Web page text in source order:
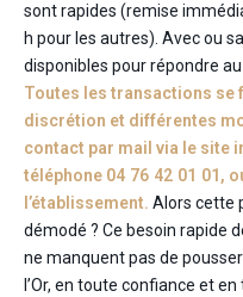
sont rapides (remise
h pour les autres). Avec ou
disponibles pour répondre
Toutes les transactions se
discrétion et différentes
contact par mail via le site
téléphone 04 76 42 01 01,
l’établissement. Alors cette
démodé ? Ce besoin rapide
ne manquent pas de
l’Or, en toute confiance et